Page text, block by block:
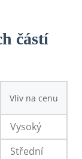
částí⁢
Vliv na cenu
Vysoký
Střední